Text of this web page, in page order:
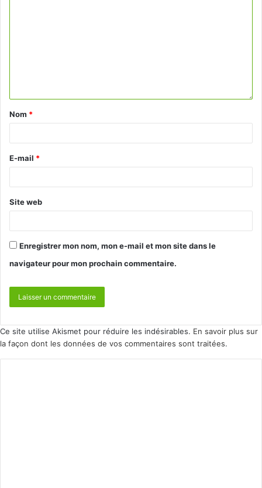
Nom *
E-mail *
Site web
Enregistrer mon nom, mon e-mail et mon site dans le
navigateur pour mon prochain commentaire.
Ce site utilise Akismet pour réduire les indésirables. En savoir plus sur
la façon dont les données de vos commentaires sont traitées.